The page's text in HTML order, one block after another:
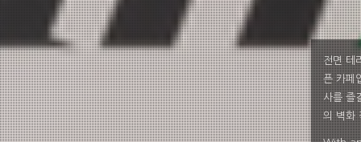
전면 테
픈 카페
사를 즐
의 벽화